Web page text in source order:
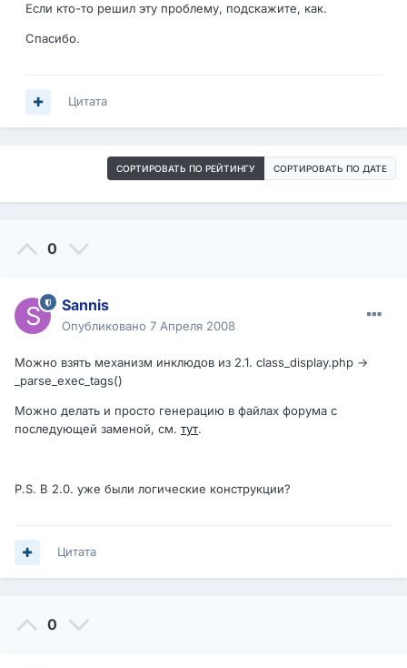
Если кто-то решил эту проблему, подскажите, как.
Спасибо.
Цитата
СОРТИРОВАТЬ ПО РЕЙТИНГУ СОРТИРОВАТЬ ПО ДАТЕ
0
Sannis
Опубликовано 7 Апреля 2008
Можно взять механизм инклюдов из 2.1. class_display.php ->
_parse_exec_tags()
Можно делать и просто генерацию в файлах форума с
последующей заменой, см. тут.
P.S. В 2.0. уже были логические конструкции?
Цитата
0